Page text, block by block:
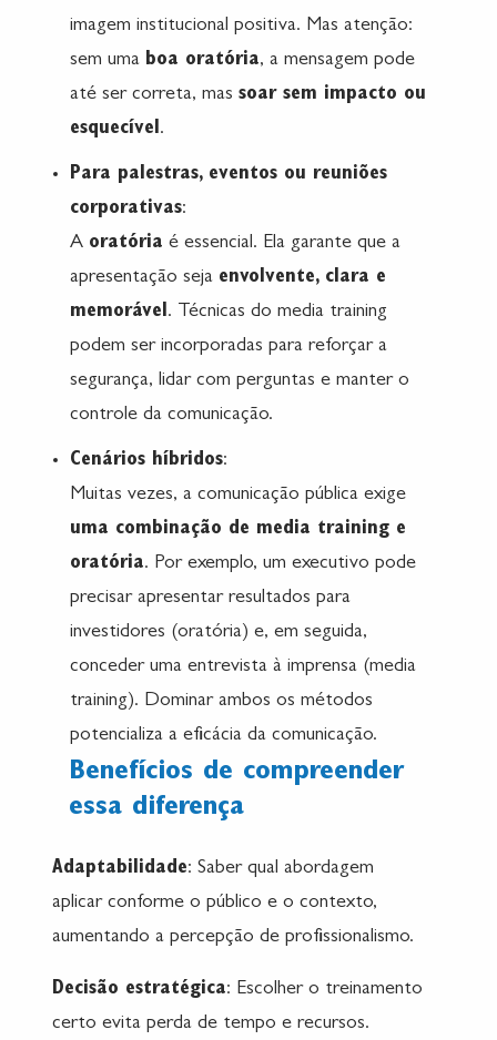
imagem institucional positiva. Mas atenção:
sem uma boa oratória, a mensagem pode
até ser correta, mas soar sem impacto ou
esquecível.
Para palestras, eventos ou reuniões
corporativas:
A oratória é essencial. Ela garante que a
apresentação seja envolvente, clara e
memorável. Técnicas do media training
podem ser incorporadas para reforçar a
segurança, lidar com perguntas e manter o
controle da comunicação.
Cenários híbridos:
Muitas vezes, a comunicação pública exige
uma combinação de media training e
oratória. Por exemplo, um executivo pode
precisar apresentar resultados para
investidores (oratória) e, em seguida,
conceder uma entrevista à imprensa (media
training). Dominar ambos os métodos
potencializa a eficácia da comunicação.
Benefícios de compreender
essa diferença
Adaptabilidade: Saber qual abordagem
aplicar conforme o público e o contexto,
aumentando a percepção de profissionalismo.
Decisão estratégica: Escolher o treinamento
certo evita perda de tempo e recursos.